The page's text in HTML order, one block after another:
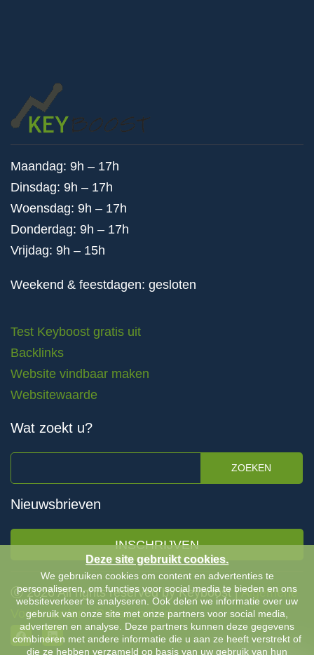
Maandag: 9h – 17h
Dinsdag: 9h – 17h
Woensdag: 9h – 17h
Donderdag: 9h – 17h
Vrijdag: 9h – 15h
Weekend & feestdagen: gesloten
Test Keyboost gratis uit
Backlinks
Website vindbaar maken
Websitewaarde
Wat zoekt u?
ZOEKEN
Nieuwsbrieven
INSCHRIJVEN
Ⓒ 2026 All rights reserved by Keyboost |Algemene
Voorwaarden-Privacybeleid
Deze site gebruikt cookies.
We gebruiken cookies om content en advertenties te
personaliseren, om functies voor social media te bieden en ons
websiteverkeer te analyseren. Ook delen we informatie over uw
gebruik van onze site met onze partners voor social media,
adverteren en analyse. Deze partners kunnen deze gegevens
combineren met andere informatie die u aan ze heeft verstrekt of
die ze hebben verzameld op basis van uw gebruik van hun